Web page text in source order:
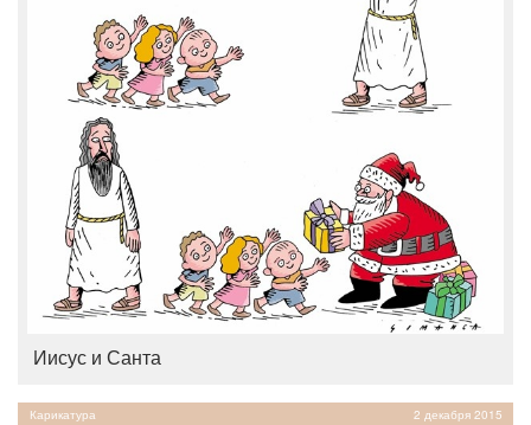
Иисус и Санта
Карикатура 2 декабря 2015